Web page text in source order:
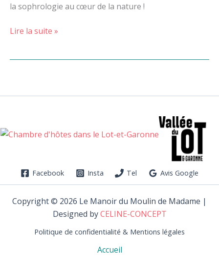
la sophrologie au cœur de la nature !
Lire la suite »
Facebook Insta Tel Avis Google
Copyright © 2026 Le Manoir du Moulin de Madame |
Designed byCELINE-CONCEPT
Politique de confidentialité & Mentions légales
Accueil